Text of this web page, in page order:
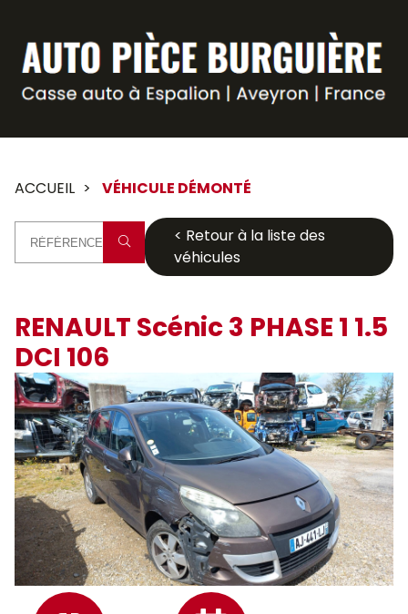
ACCUEIL VÉHICULE DÉMONTÉ
< Retour à la liste des
véhicules
RENAULT Scénic 3 PHASE 1 1.5
DCI 106